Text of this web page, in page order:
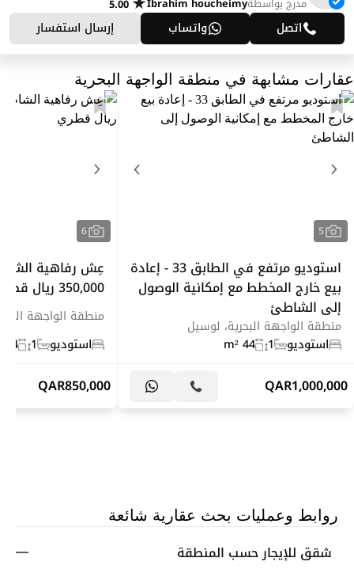
مدرج بواسطةIbrahim houcheimy
5.00
اتصل واتساب إرسال استفسار
عقارات مشابهة في منطقة الواجهة البحرية
5
استوديو مرتفع في الطابق 33 - إعادة
بيع خارج المخطط مع إمكانية الوصول
إلى الشاطئ
منطقة الواجهة البحرية، لوسيل
استوديو
1
44 m²
1,000,000
QAR
6
عِش رفاهية
350,000 ريال قطري
منطقة الواجهة
استوديو
1
44 m²
850,000
QAR
روابط وعمليات بحث عقارية شائعة
شقق للإيجار حسب المنطقة